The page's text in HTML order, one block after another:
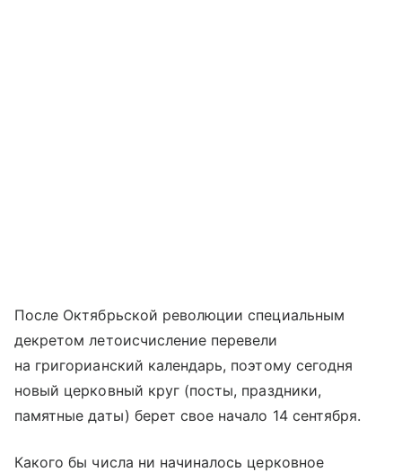
После Октябрьской революции специальным
декретом летоисчисление перевели
на григорианский календарь, поэтому сегодня
новый церковный круг (посты, праздники,
памятные даты) берет свое начало 14 сентября.
Какого бы числа ни начиналось церковное